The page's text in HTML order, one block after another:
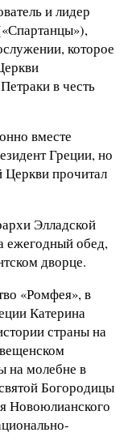
и лидер
которое
в честь
вместе
Греции, но
Церкви прочитал
Элладской
ежегодный обед,
дворце.
«Ромфея», в
Катерина
страны на
на молебне в
Богородицы
Новоюлианского